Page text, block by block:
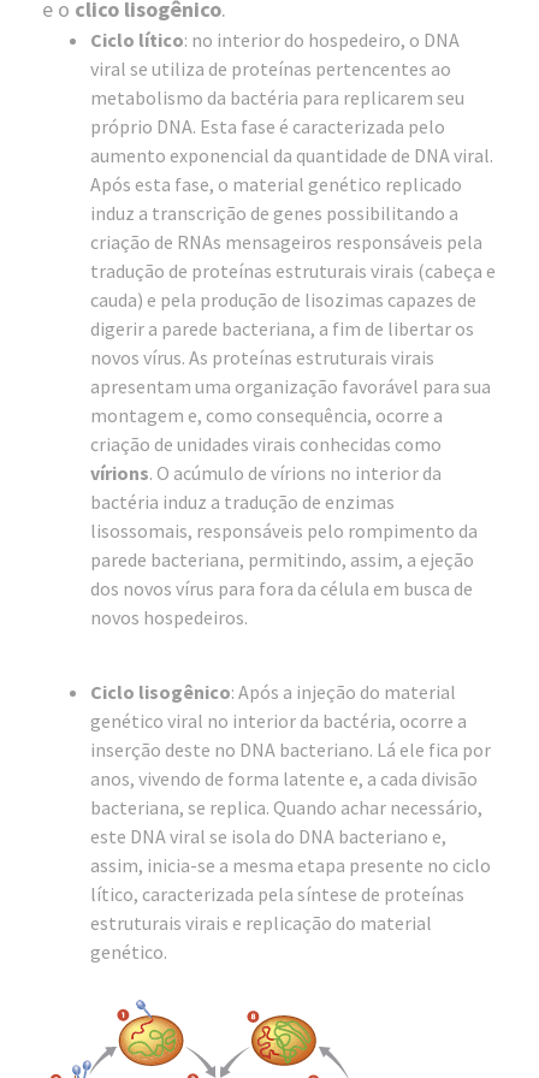
e o clico lisogênico.
Ciclo lítico: no interior do hospedeiro, o DNA
viral se utiliza de proteínas pertencentes ao
metabolismo da bactéria para replicarem seu
próprio DNA. Esta fase é caracterizada pelo
aumento exponencial da quantidade de DNA viral.
Após esta fase, o material genético replicado
induz a transcrição de genes possibilitando a
criação de RNAs mensageiros responsáveis pela
tradução de proteínas estruturais virais (cabeça e
cauda) e pela produção de lisozimas capazes de
digerir a parede bacteriana, a fim de libertar os
novos vírus. As proteínas estruturais virais
apresentam uma organização favorável para sua
montagem e, como consequência, ocorre a
criação de unidades virais conhecidas como
vírions. O acúmulo de vírions no interior da
bactéria induz a tradução de enzimas
lisossomais, responsáveis pelo rompimento da
parede bacteriana, permitindo, assim, a ejeção
dos novos vírus para fora da célula em busca de
novos hospedeiros.
Ciclo lisogênico: Após a injeção do material
genético viral no interior da bactéria, ocorre a
inserção deste no DNA bacteriano. Lá ele fica por
anos, vivendo de forma latente e, a cada divisão
bacteriana, se replica. Quando achar necessário,
este DNA viral se isola do DNA bacteriano e,
assim, inicia-se a mesma etapa presente no ciclo
lítico, caracterizada pela síntese de proteínas
estruturais virais e replicação do material
genético.